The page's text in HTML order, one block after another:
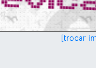
[trocar